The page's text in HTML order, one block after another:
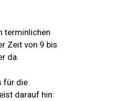
terminlichen
Zeit von 9 bis
da.
für die
darauf hin: